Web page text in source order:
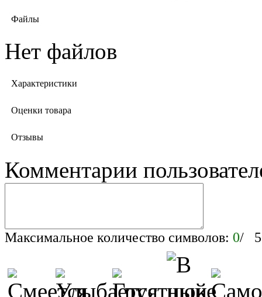
Файлы
Нет файлов
Характеристики
Оценки товара
Отзывы
Комментарии
Максимальное количество символов: 0/